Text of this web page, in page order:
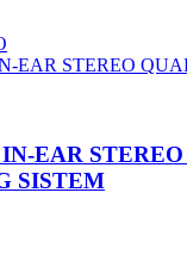
EAR
SISTEM